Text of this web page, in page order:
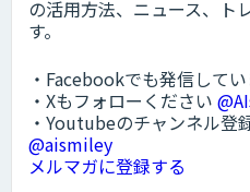
の活用方法、ニュース、ト
す。
・Facebookでも発信して
・Xもフォローください
・Youtubeのチャンネル登
@aismiley
メルマガに登録する